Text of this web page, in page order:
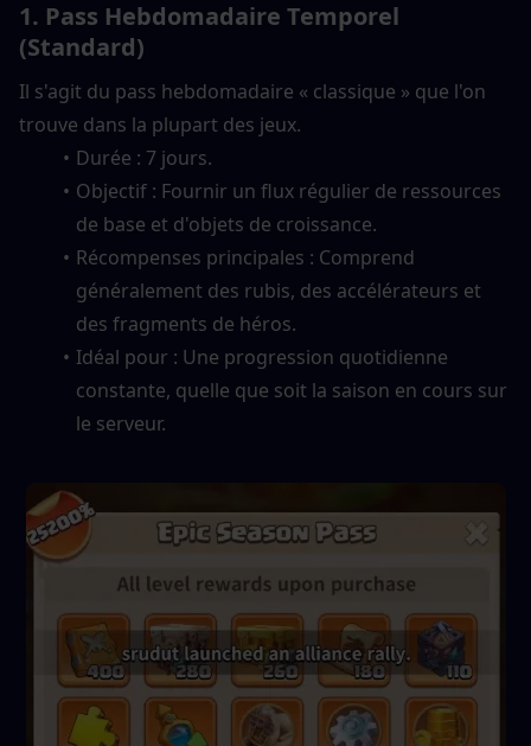
1. Pass Hebdomadaire Temporel
(Standard)
Il s'agit du pass hebdomadaire « classique » que l'on
trouve dans la plupart des jeux.
Durée : 7 jours.
Objectif : Fournir un flux régulier de ressources
de base et d'objets de croissance.
Récompenses principales : Comprend
généralement des rubis, des accélérateurs et
des fragments de héros.
Idéal pour : Une progression quotidienne
constante, quelle que soit la saison en cours sur
le serveur.